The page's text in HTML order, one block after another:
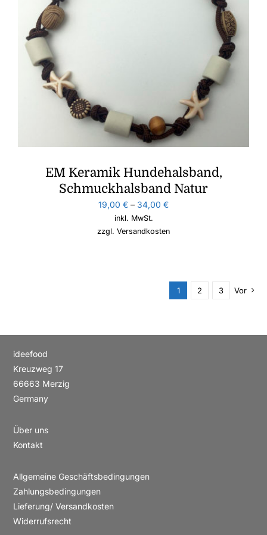
EM Keramik Hundehalsband,
Schmuckhalsband Natur
19,00 € – 34,00 €
inkl. MwSt.
zzgl. Versandkosten
1 2 3 Vor
ideefood
Kreuzweg 17
66663 Merzig
Germany
Über uns
Kontakt
Allgemeine Geschäftsbedingungen
Zahlungsbedingungen
Lieferung/ Versandkosten
Widerrufsrecht